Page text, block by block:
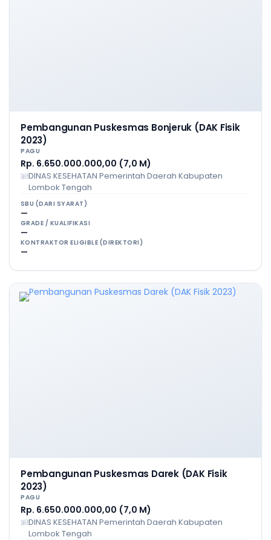
Pembangunan Puskesmas Bonjeruk (DAK Fisik
2023)
PAGU
Rp. 6.650.000.000,00 (7,0 M)
DINAS KESEHATAN Pemerintah Daerah Kabupaten
Lombok Tengah
SBU (DARI SYARAT)
—
GRADE / KUALIFIKASI
—
KONTRAKTOR ELIGIBLE (DIREKTORI)
—
Pembangunan Puskesmas Darek (DAK Fisik
2023)
PAGU
Rp. 6.650.000.000,00 (7,0 M)
DINAS KESEHATAN Pemerintah Daerah Kabupaten
Lombok Tengah